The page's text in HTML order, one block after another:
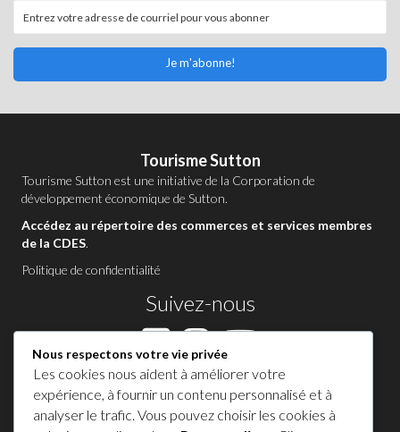
Je m'abonne!
Tourisme Sutton
Tourisme Sutton est une initiative de la Corporation de
développement économique de Sutton.
Accédez au répertoire des commerces et services membres
de la CDES.
Politique de confidentialité
Suivez-nous
Contactez-nous à Sutton
1 450 538-8455
Nous respectons votre vie privée
Les cookies nous aident à améliorer votre
expérience, à fournir un contenu personnalisé et à
analyser le trafic. Vous pouvez choisir les cookies à